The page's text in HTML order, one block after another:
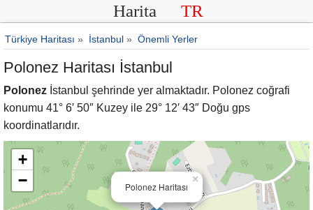
Harita TR
Türkiye Haritası » İstanbul » Önemli Yerler
Polonez Haritası İstanbul
Polonez İstanbul şehrinde yer almaktadır. Polonez coğrafi
konumu 41° 6′ 50″ Kuzey ile 29° 12′ 43″ Doğu gps
koordinatlarıdır.
Polonez Haritası
×
+
−